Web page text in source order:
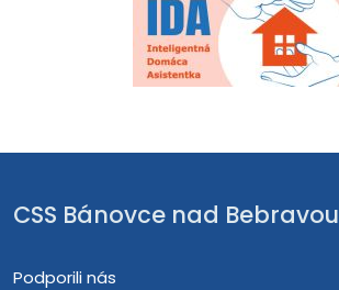
CSS Bánovce nad Bebravou
Podporili nás